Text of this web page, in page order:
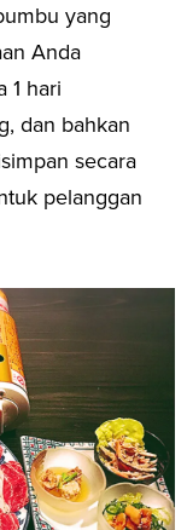
yang
Anda
1 hari
dan bahkan
secara
pelanggan